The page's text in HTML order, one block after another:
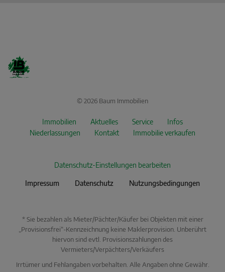
© 2026 Baum Immobilien
Immobilien Aktuelles Service
Infos
Niederlassungen
Kontakt Immobilie verkaufen
Datenschutz-Einstellungen bearbeiten
Impressum Datenschutz Nutzungsbedingungen
* Sie bezahlen als Mieter/Pächter/Käufer bei Objekten mit einer
„Provisionsfrei“-Kennzeichnung keine Maklerprovision. Unberührt
hiervon sind evtl. Provisionszahlungen des
Vermieters/Verpächters/Verkäufers
Irrtümer und Fehlangaben vorbehalten. Alle Angaben ohne Gewähr.